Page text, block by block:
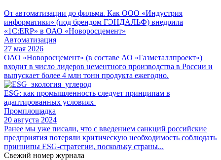
От автоматизации до фильма. Как ООО «Индустрия
информатики» (под брендом ГЭНДАЛЬФ) внедрила
«1С:ERP» в ОАО «Новоросцемент»
Автоматизация
27 мая 2026
ОАО «Новоросцемент» (в составе АО «Газметаллпроект»)
входит в число лидеров цементного производства в России и
выпускает более 4 млн тонн продукта ежегодно.
ESG: как промышленность следует принципам в
адаптированных условиях
Промплощадка
20 августа 2024
Ранее мы уже писали, что с введением санкций российские
предприятия потеряли критическую необходимость соблюдать
принципы ESG-стратегии, поскольку страны...
Свежий номер журнала